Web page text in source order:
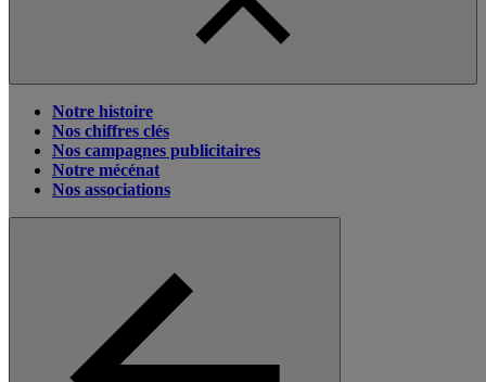
Notre histoire
Nos chiffres clés
Nos campagnes publicitaires
Notre mécénat
Nos associations